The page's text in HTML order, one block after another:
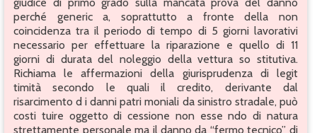
perché generic a, soprattutto a fronte della non
coincidenza tra il periodo di tempo di 5 giorni lavorativi
necessario per effettuare la riparazione e quello di 11
giorni di durata del noleggio della vettura so stitutiva.
Richiama le affermazioni della giurisprudenza di legit
timità secondo le quali il credito, derivante dal
risarcimento d i danni patri moniali da sinistro stradale, può
costi tuire oggetto di cessione non esse ndo di natura
strettamente personale ma il danno da “fermo tecnico” di